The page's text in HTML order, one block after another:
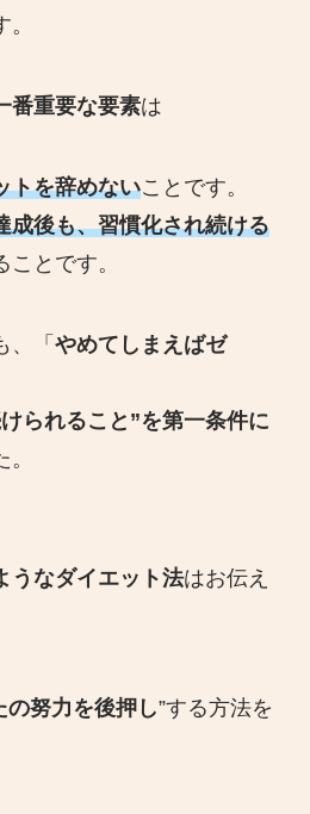
番重要な要素は
トを辞めないことです。
成後も、習慣化され続ける
ことです。
、「 やめてしまえばゼ
られること”を第一条件に
うなダイエット法はお伝え
の努力を後押し”する方法を